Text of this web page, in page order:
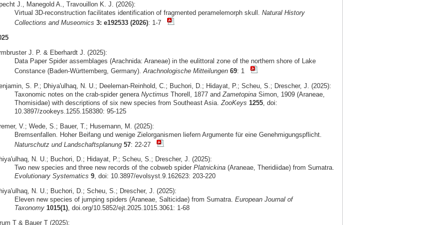
J., Manegold A., Travouillon K. J. (2026):
Virtual 3D-reconstruction facilitates identification of fragmented peramelemorph skull. Natural History
Collections and Museomics 3: e192533 (2026): 1-7
J. P. & Eberhardt J. (2025):
Data Paper Spider assemblages (Arachnida: Araneae) in the eulittoral zone of the northern shore of Lake
Constance (Baden-Württemberg, Germany).Arachnologische Mitteilungen 69: 1
S. P.; Dhiya'ulhaq, N. U.; Deeleman-Reinhold, C.; Buchori, D.; Hidayat, P.; Scheu, S.; Drescher, J. (2025):
Taxonomic notes on the crab-spider genera Nyctimus Thorell, 1877 and ZametopinaSimon, 1909 (Araneae,
Thomisidae) with descriptions of six new species from Southeast Asia. ZooKeys 1255, doi:
10.3897/zookeys.1255.158380: 95-125
V.; Wede, S.; Bauer, T.; Husemann, M. (2025):
Bremsenfallen. Hoher Beifang und wenige Zielorganismen liefern Argumente für eine Genehmigungspflicht.
Naturschutz und Landschaftsplanung 57: 22-27
N. U.; Buchori, D.; Hidayat, P.; Scheu, S.; Drescher, J. (2025):
Two new species and three new records of the cobweb spider Platnickina(Araneae, Theridiidae) from Sumatra.
Evolutionary Systematics 9, doi: 10.3897/evolsyst.9.162623: 203-220
N. U.; Buchori, D.; Scheu, S.; Drescher, J. (2025):
Eleven new species of jumping spiders (Araneae, Salticidae) from Sumatra. European Journal of
Taxonomy 1015(1), doi.org/10.5852/ejt.2025.1015.3061: 1-68
T & Bauer T (2025):